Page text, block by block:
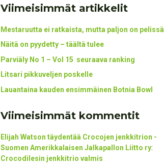
Viimeisimmät artikkelit
Mestaruutta ei ratkaista, mutta paljon on pelissä
Näitä on pyydetty – täältä tulee
Parviäly No 1 – Vol 15 seuraava ranking
Litsari pikkuveljen poskelle
Lauantaina kauden ensimmäinen Botnia Bowl
Viimeisimmät kommentit
Elijah Watson täydentää Crocojen jenkkitrion -
Suomen Amerikkalaisen Jalkapallon Liitto ry:
Crocodilesin jenkkitrio valmis